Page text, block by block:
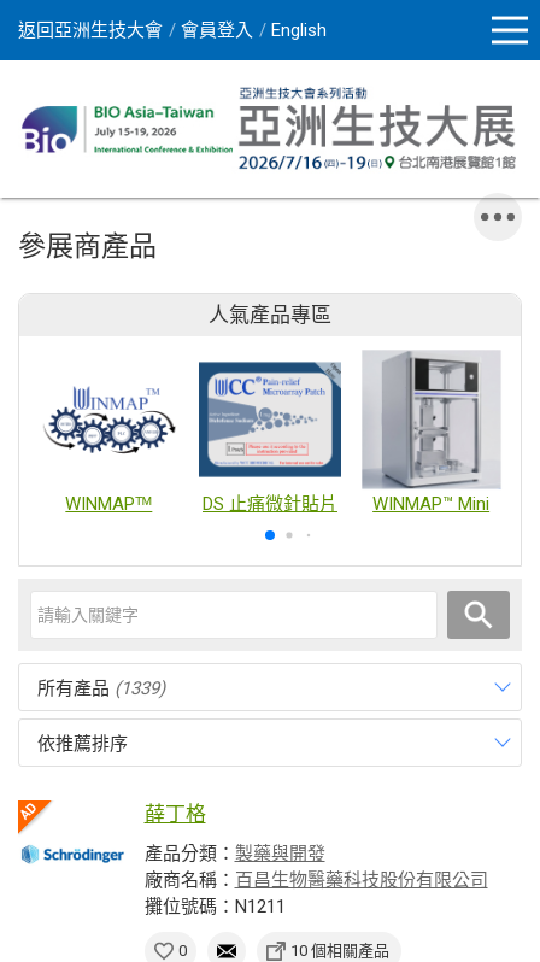
返回亞洲生技大會 會員登入 English
參展商產品
人氣產品專區
WINMAPᵀᴹ DS 止痛微針貼片 WINMAP™ Mini
所有產品 (1339)
依推薦排序
薛丁格
產品分類： 製藥與開發
廠商名稱： 百昌生物醫藥科技股份有限公司
攤位號碼：N1211
0 10 個相關產品